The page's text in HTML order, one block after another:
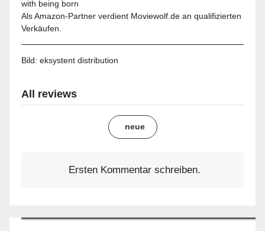
Als Amazon-Partner verdient Moviewolf.de an qualifizierten
Verkäufen.
Bild:eksystent distribution
All reviews
neue
Ersten Kommentar schreiben.